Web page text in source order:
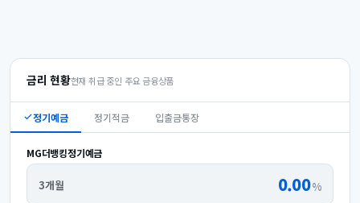
금리 현황현재 취급 중인 주요 금융상품
정기예금 정기적금 입출금통장
MG더뱅킹정기예금
3개월 0.00%